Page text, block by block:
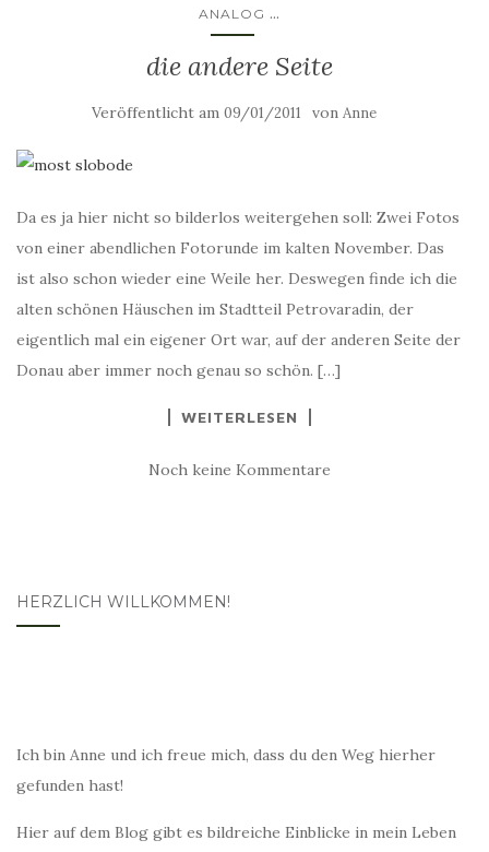
ANALOG ...
die andere Seite
Veröffentlicht am 09/01/2011 von Anne
Da es ja hier nicht so bilderlos weitergehen soll: Zwei Fotos
von einer abendlichen Fotorunde im kalten November. Das
ist also schon wieder eine Weile her. Deswegen finde ich die
alten schönen Häuschen im Stadtteil Petrovaradin, der
eigentlich mal ein eigener Ort war, auf der anderen Seite der
Donau aber immer noch genau so schön. […]
WEITERLESEN
Noch keine Kommentare
HERZLICH WILLKOMMEN!
Ich bin Anne und ich freue mich, dass du den Weg hierher
gefunden hast!
Hier auf dem Blog gibt es bildreiche Einblicke in mein Leben